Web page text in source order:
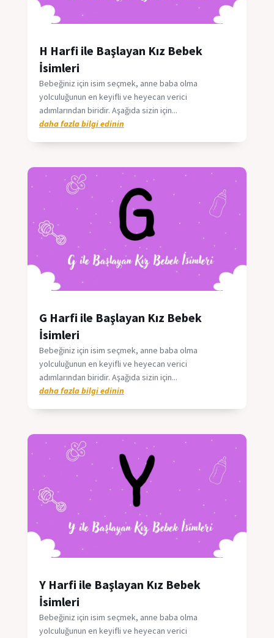
H Harfi ile Başlayan Kız Bebek
İsimleri
Bebeğiniz için isim seçmek, anne baba olma
yolculuğunun en keyifli ve heyecan verici
adımlarından biridir. Aşağıda sizin için...
daha fazla bilgi edinin
G Harfi ile Başlayan Kız Bebek
İsimleri
Bebeğiniz için isim seçmek, anne baba olma
yolculuğunun en keyifli ve heyecan verici
adımlarından biridir. Aşağıda sizin için...
daha fazla bilgi edinin
Y Harfi ile Başlayan Kız Bebek
İsimleri
Bebeğiniz için isim seçmek, anne baba olma
yolculuğunun en keyifli ve heyecan verici